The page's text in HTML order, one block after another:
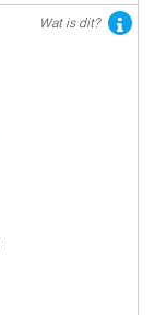
Wat is dit?